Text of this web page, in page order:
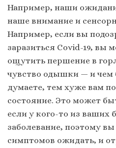
Например, наши
наше внимание и
Например, если вы
заразиться Covid-19, вы
ощутить першение в
чувство одышки — и чем
думаете, тем хуже вам
состояние. Это может
если у кого-то из ваших
заболевание, поэтому
симптомов ожидать, и